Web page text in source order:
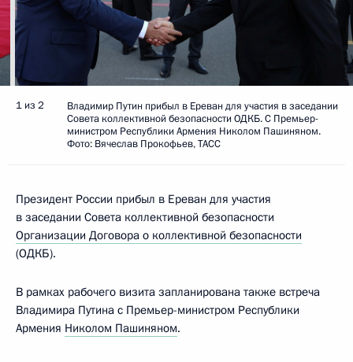
1 из 2
Владимир Путин прибыл в Ереван для участия в заседании
Совета коллективной безопасности ОДКБ. С Премьер-
министром Республики Армения Николом Пашиняном.
Фото: Вячеслав Прокофьев, ТАСС
Президент России прибыл в Ереван для участия
в заседании Совета коллективной безопасности
Организации Договора о коллективной безопасности
(ОДКБ).
В рамках рабочего визита запланирована также встреча
Владимира Путина с Премьер-министром Республики
Армения Николом Пашиняном.